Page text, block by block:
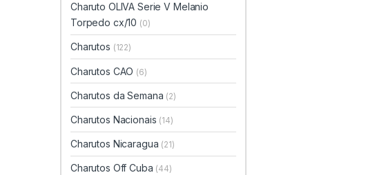
Charuto OLIVA Serie V Melanio
Torpedo cx/10 (0)
Charutos (122)
Charutos CAO (6)
Charutos da Semana (2)
Charutos Nacionais (14)
Charutos Nicaragua (21)
Charutos Off Cuba (44)